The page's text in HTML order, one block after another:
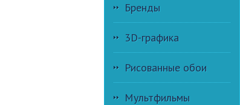
Бренды
3D-графика
Рисованные обои
Мультфильмы